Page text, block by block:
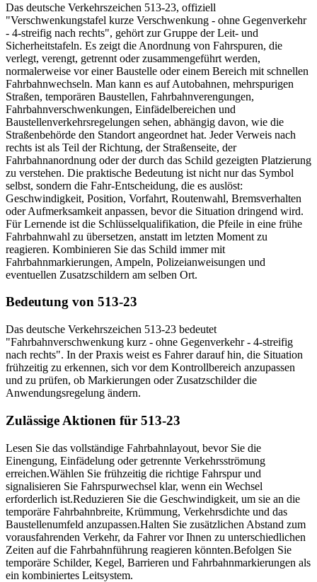
Das deutsche Verkehrszeichen 513-23, offiziell
"Verschwenkungstafel kurze Verschwenkung - ohne Gegenverkehr
- 4-streifig nach rechts", gehört zur Gruppe der Leit- und
Sicherheitstafeln. Es zeigt die Anordnung von Fahrspuren, die
verlegt, verengt, getrennt oder zusammengeführt werden,
normalerweise vor einer Baustelle oder einem Bereich mit schnellen
Fahrbahnwechseln. Man kann es auf Autobahnen, mehrspurigen
Straßen, temporären Baustellen, Fahrbahnverengungen,
Fahrbahnverschwenkungen, Einfädelbereichen und
Baustellenverkehrsregelungen sehen, abhängig davon, wie die
Straßenbehörde den Standort angeordnet hat. Jeder Verweis nach
rechts ist als Teil der Richtung, der Straßenseite, der
Fahrbahnanordnung oder der durch das Schild gezeigten Platzierung
zu verstehen. Die praktische Bedeutung ist nicht nur das Symbol
selbst, sondern die Fahr-Entscheidung, die es auslöst:
Geschwindigkeit, Position, Vorfahrt, Routenwahl, Bremsverhalten
oder Aufmerksamkeit anpassen, bevor die Situation dringend wird.
Für Lernende ist die Schlüsselqualifikation, die Pfeile in eine frühe
Fahrbahnwahl zu übersetzen, anstatt im letzten Moment zu
reagieren. Kombinieren Sie das Schild immer mit
Fahrbahnmarkierungen, Ampeln, Polizeianweisungen und
eventuellen Zusatzschildern am selben Ort.
Bedeutung von 513-23
Das deutsche Verkehrszeichen 513-23 bedeutet
"Fahrbahnverschwenkung kurz - ohne Gegenverkehr - 4-streifig
nach rechts". In der Praxis weist es Fahrer darauf hin, die Situation
frühzeitig zu erkennen, sich vor dem Kontrollbereich anzupassen
und zu prüfen, ob Markierungen oder Zusatzschilder die
Anwendungsregelung ändern.
Zulässige Aktionen für 513-23
Lesen Sie das vollständige Fahrbahnlayout, bevor Sie die
Einengung, Einfädelung oder getrennte Verkehrsströmung
erreichen.Wählen Sie frühzeitig die richtige Fahrspur und
signalisieren Sie Fahrspurwechsel klar, wenn ein Wechsel
erforderlich ist.Reduzieren Sie die Geschwindigkeit, um sie an die
temporäre Fahrbahnbreite, Krümmung, Verkehrsdichte und das
Baustellenumfeld anzupassen.Halten Sie zusätzlichen Abstand zum
vorausfahrenden Verkehr, da Fahrer vor Ihnen zu unterschiedlichen
Zeiten auf die Fahrbahnführung reagieren könnten.Befolgen Sie
temporäre Schilder, Kegel, Barrieren und Fahrbahnmarkierungen als
ein kombiniertes Leitsystem.